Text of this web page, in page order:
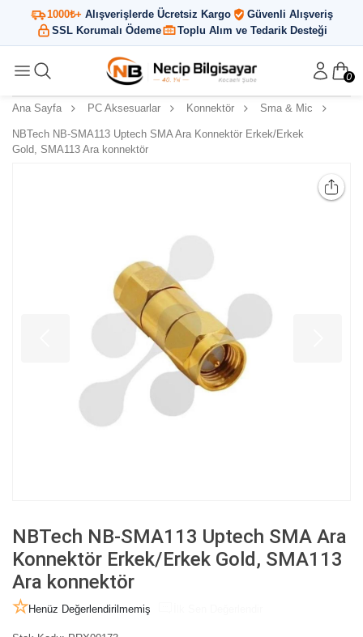
1000₺+ Alışverişlerde Ücretsiz Kargo
Güvenli Alışveriş
SSL Korumalı Ödeme
Toplu Alım ve Tedarik Desteği
0
Ana Sayfa PC Aksesuarlar Konnektör Sma & Mic
NBTech NB-SMA113 Uptech SMA Ara Konnektör Erkek/Erkek
Gold, SMA113 Ara konnektör
NBTech NB-SMA113 Uptech SMA Ara
Konnektör Erkek/Erkek Gold, SMA113
Ara konnektör
Henüz Değerlendirilmemiş